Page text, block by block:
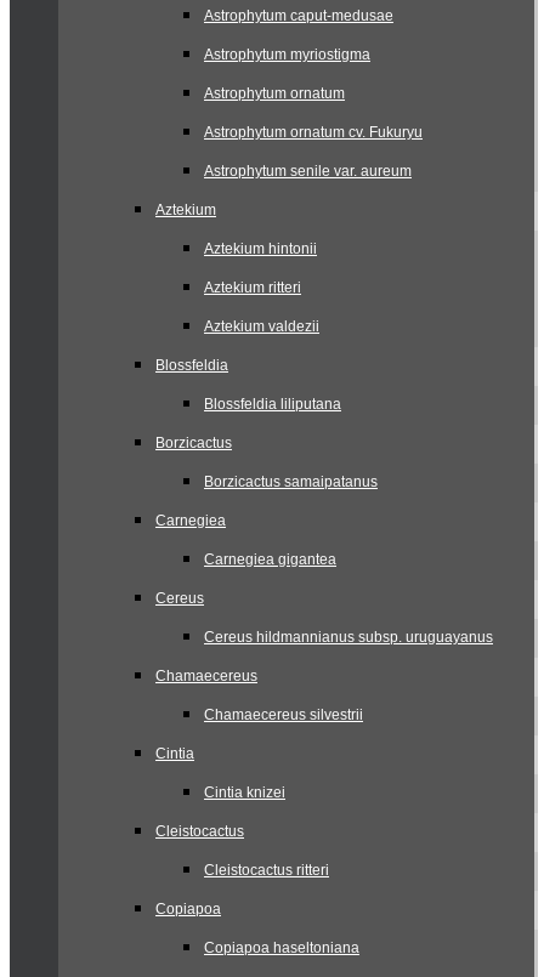
Astrophytum caput-medusae
Astrophytum myriostigma
Astrophytum ornatum
Astrophytum ornatum cv. Fukuryu
Astrophytum senile var. aureum
Aztekium
Aztekium hintonii
Aztekium ritteri
Aztekium valdezii
Blossfeldia
Blossfeldia liliputana
Borzicactus
Borzicactus samaipatanus
Carnegiea
Carnegiea gigantea
Cereus
Cereus hildmannianus subsp. uruguayanus
Chamaecereus
Chamaecereus silvestrii
Cintia
Cintia knizei
Cleistocactus
Cleistocactus ritteri
Copiapoa
Copiapoa haseltoniana